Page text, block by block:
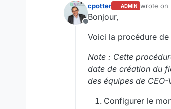
Offline
cpotter ADMIN wrote on
last
Bonjour,
Voici la procédure de
Note : Cette
date de création du
des équipes de
Configurer le